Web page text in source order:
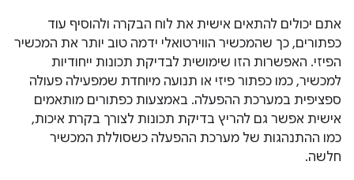
אתם יכולים להתאים אישית את לוח הבקרה ולהוסיף עוד
כפתורים, כך שהמכשיר הווירטואלי ידמה טוב יותר את המכשיר
הפיזי. האפשרות הזו שימושית לבדיקת תכונות ייחודיות
למכשיר, כמו כפתור פיזי או תנועה מיוחדת שמפעילה פעולה
ספציפית במערכת ההפעלה. באמצעות כפתורים מותאמים
אישית אפשר גם להריץ בדיקת תכונות לצורך בקרת איכות,
כמו ההתנהגות של מערכת ההפעלה כשסוללת המכשיר
חלשה.